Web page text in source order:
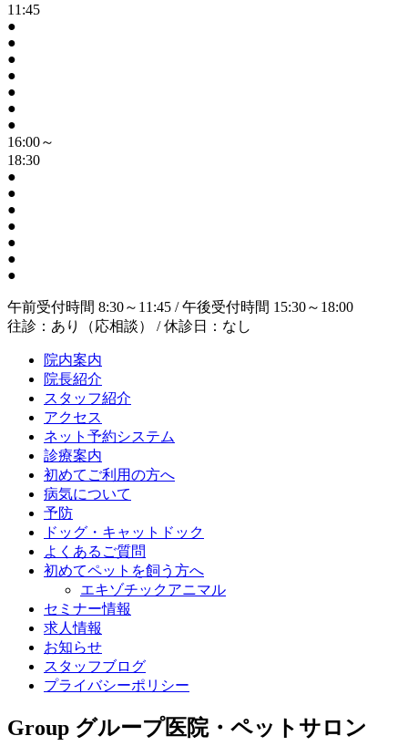
11:45
●
●
●
●
●
●
●
16:00～
18:30
●
●
●
●
●
●
●
午前受付時間 8:30～11:45 / 午後受付時間 15:30～18:00
往診：あり（応相談） / 休診日：なし
院内案内
院長紹介
スタッフ紹介
アクセス
ネット予約システム
診療案内
初めてご利用の方へ
病気について
予防
ドッグ・キャットドック
よくあるご質問
初めてペットを飼う方へ
エキゾチックアニマル
セミナー情報
求人情報
お知らせ
スタッフブログ
プライバシーポリシー
Group グループ医院・ペットサロン